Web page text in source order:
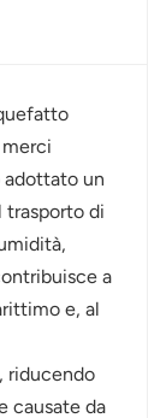
adottato un
di
a
e, al
riducendo
causate da